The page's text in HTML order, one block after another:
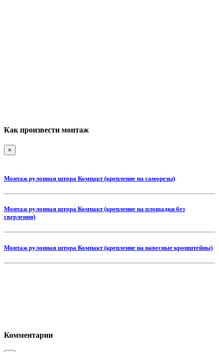
Как произвести монтаж
×
Монтаж рулонная штора Компакт (крепление на саморезы)
Монтаж рулонная штора Компакт (крепление на площадки без
сверления)
Монтаж рулонная штора Компакт (крепление на навесные кронштейны)
Комментарии